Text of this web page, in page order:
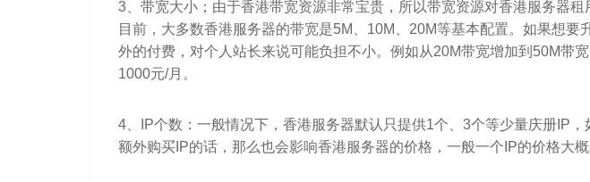
3、带宽大小；由于香港带宽资源非常宝贵，所以带宽资源对香港服务器租
目前，大多数香港服务器的带宽是5M、10M、20M等基本配置。如果想要
外的付费，对个人站长来说可能负担不小。例如从20M带宽增加到50M带
1000元/月。
4、IP个数：一般情况下，香港服务器默认只提供1个、3个等少量庆册IP
额外购买IP的话，那么也会影响香港服务器的价格，一般一个IP的价格大概